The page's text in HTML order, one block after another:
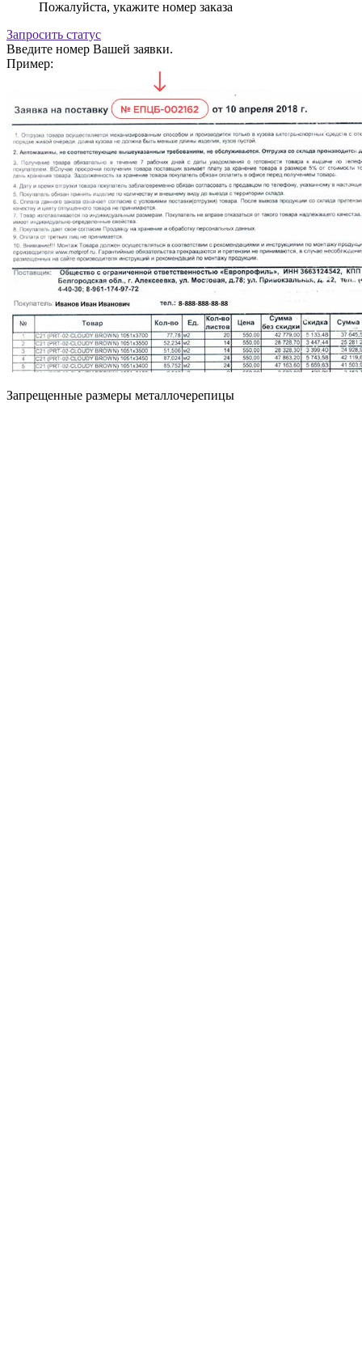
Пожалуйста, укажите номер заказа
Запросить статус
Введите номер Вашей заявки.
Пример:
Запрещенные размеры металлочерепицы